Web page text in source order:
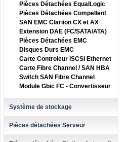
Pièces Détachées EqualLogic
Pièces Détachées Compellent
SAN EMC Clariion CX et AX
Extension DAE (FC/SATA/ATA)
Pièces Détachées EMC
Disques Durs EMC
Carte Controleur iSCSI Ethernet
Carte Fibre Channel / SAN HBA
Switch SAN Fibre Channel
Module Gbic FC - Convertisseur
Système de stockage
Pièces détachées Serveur